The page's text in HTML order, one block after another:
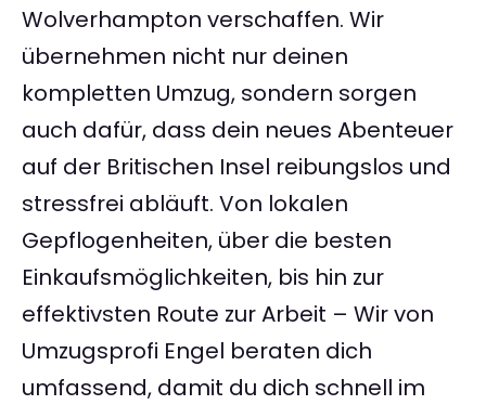
Wolverhampton verschaffen. Wir
übernehmen nicht nur deinen
kompletten Umzug, sondern sorgen
auch dafür, dass dein neues Abenteuer
auf der Britischen Insel reibungslos und
stressfrei abläuft. Von lokalen
Gepflogenheiten, über die besten
Einkaufsmöglichkeiten, bis hin zur
effektivsten Route zur Arbeit – Wir von
Umzugsprofi Engel beraten dich
umfassend, damit du dich schnell im